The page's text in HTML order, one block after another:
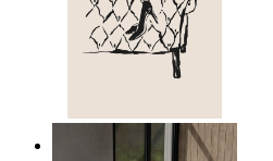
Relaxed Figure Line Art